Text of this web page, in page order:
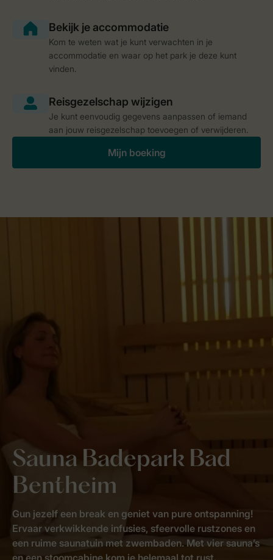
Kom te weten wat je kunt verwachten in je
accommodatie en waar op het park je deze kunt
vinden.
Je kunt eenvoudig gegevens aanpassen of iemand
aan jouw reisgezelschap toevoegen of verwijderen.
Mijn boeking
Sauna Badepark Bad
Bentheim
Gun jezelf een break en geniet van pure ontspanning!
Ervaar verkwikkende infusies, sfeervolle rustzones en
een ruime saunatuin met zwembaden. Met vier sauna’s
en een stoomcabine kom je helemaal tot rust.